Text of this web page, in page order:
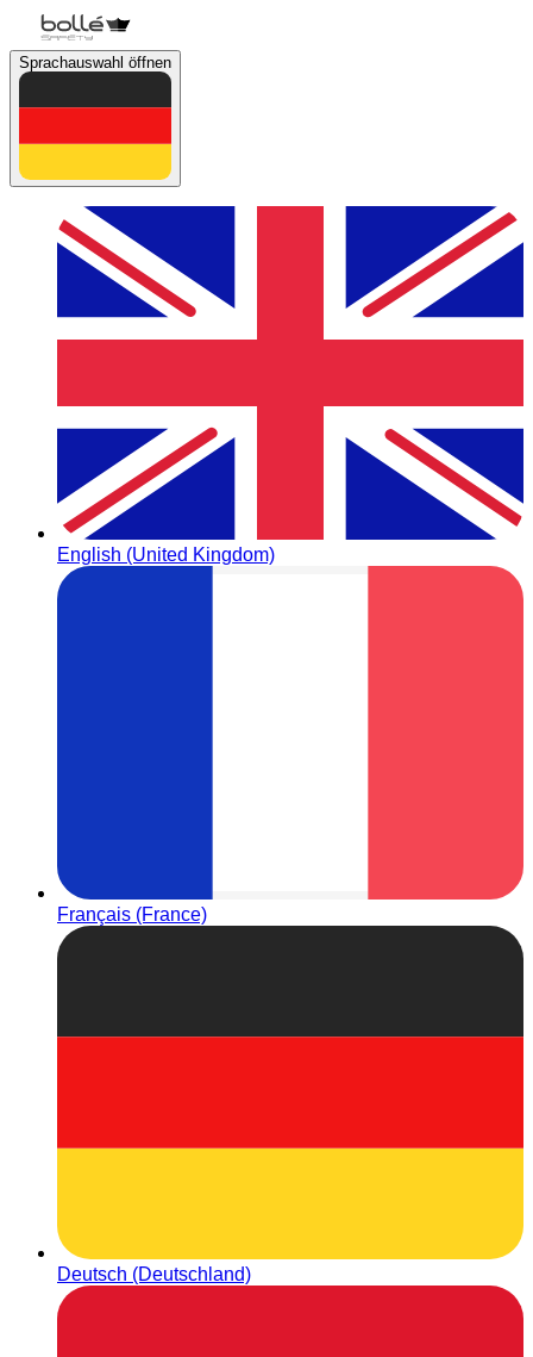
Sprachauswahl öffnen
English (United Kingdom)
Français (France)
Deutsch (Deutschland)